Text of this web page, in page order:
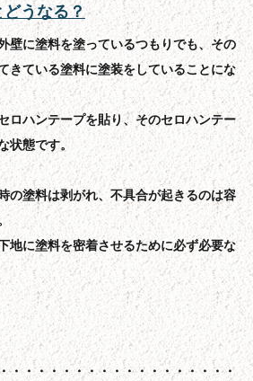
うなる？
壁に塗料を塗っているつもりでも、その
きている塗料に塗装をしていることにな
ロハンテープを貼り、そのセロハンテー
状態です。
の塗料は剥がれ、不具合が起きるのは容
地に塗料を密着させるために必ず必要な
・・・・・・・・・・・・・・・・・・